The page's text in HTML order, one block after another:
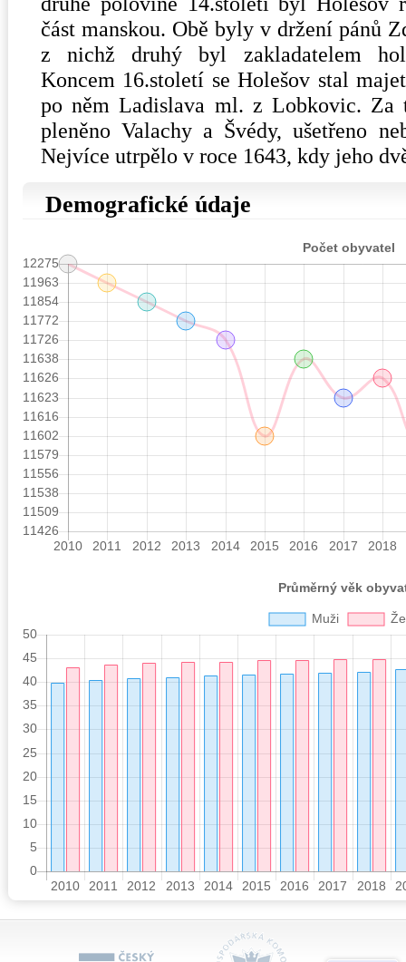
část manskou. Obě byly v držení pánů
z nichž druhý byl zakladatelem
Koncem 16.století se Holešov stal
po něm Ladislava ml. z Lobkovic. Za
pleněno Valachy a Švédy, ušetřeno
Nejvíce utrpělo v roce 1643, kdy jeho
Demografické údaje